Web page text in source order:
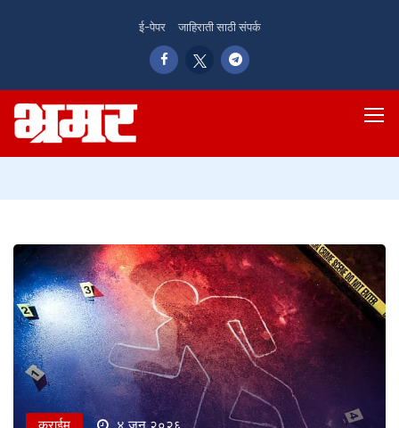
ई-पेपर जाहिराती साठी संपर्क